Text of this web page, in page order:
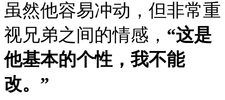
虽然他容易冲动，但非常重
视兄弟之间的情感， “这是
他基本的个性，我不能
改。”